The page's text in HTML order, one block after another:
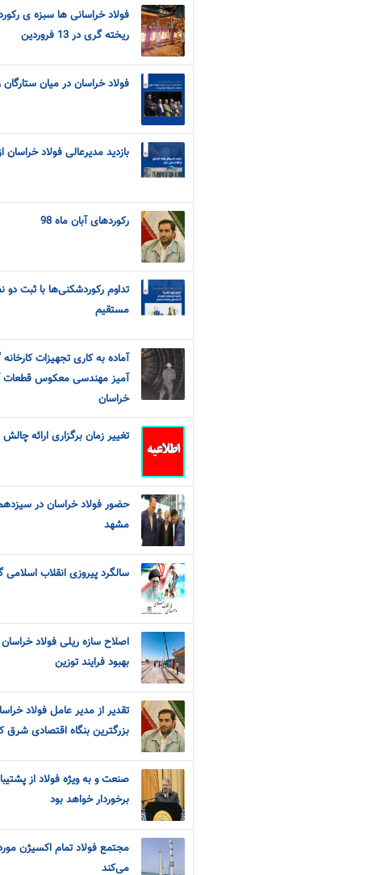
فولاد خراسانی ها سبزه ی
ریخته گری در 13 فروردین
فولاد خراسان در میان
بازدید مدیرعالی فولاد خراسان
رکوردهای آبان ماه 98
تداوم رکوردشکنی‌ها با ثبت
مستقیم
آماده به کاری تجهیزات
آمیز مهندسی معکوس قطعات
خراسان
تغییر زمان برگزاری ارائه چالش
حضور فولاد خراسان در
مشهد
سالگرد پیروزی انقلاب اسلامی
اصلاح سازه ریلی فولاد
بهبود فرایند توزین
تقدیر از مدیر عامل فولاد
بزرگترین بنگاه اقتصادی شرق
صنعت و به ویژه فولاد از
برخوردار خواهد بود
مجتمع فولاد تمام اکسیژن
می‌کند